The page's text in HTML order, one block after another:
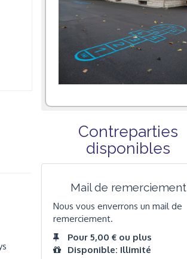
Contreparties
disponibles
Mail de remerciement
Nous vous enverrons un mail de
remerciement.
Pour 5,00 € ou plus
Disponible: Illimité